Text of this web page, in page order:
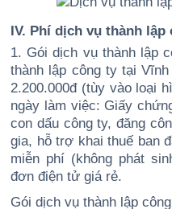
IV. Phí dịch vụ thành
1. Gói dịch vụ thành lập
thành lập công ty tại
2.200.000đ (tùy vào loại
ngày làm việc: Giấy
con dấu công ty, đăng
gia, hỗ trợ khai thuế ban
miễn phí (không phát
đơn điện tử giá rẻ.
Gói dịch vụ thành lập